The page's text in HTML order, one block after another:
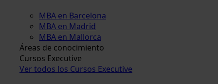
MBA en Barcelona
MBA en Madrid
MBA en Mallorca
Áreas de conocimiento
Cursos Executive
Ver todos los Cursos Executive